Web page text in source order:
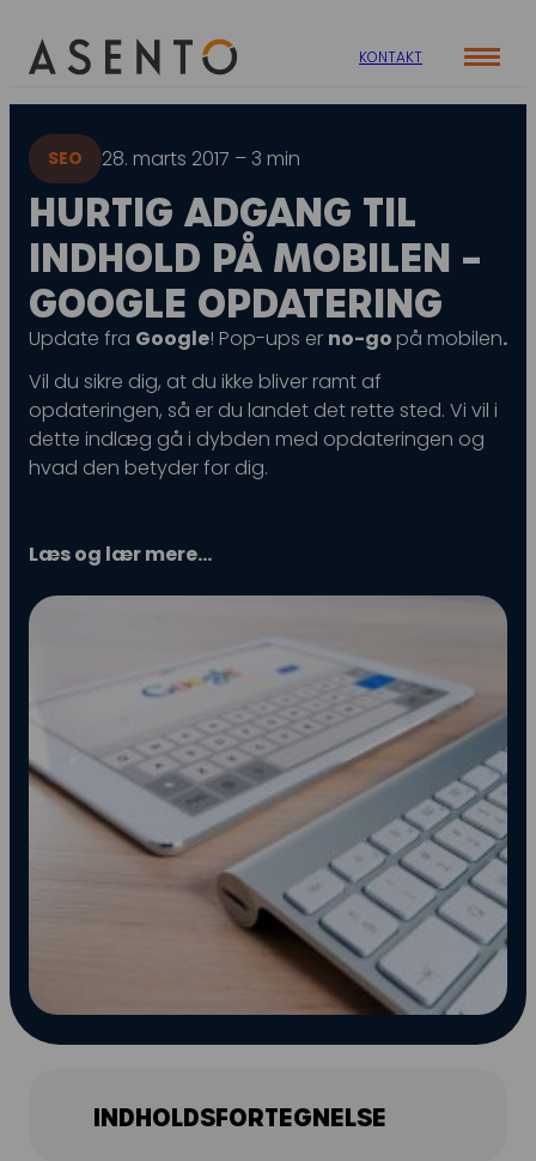
KONTAKT
Cases
Specialer
ORGANIC SEARCH
SEO
GEO
Programmatic SEO
FÅ KORTLAGT DIN AI SYNLIGHED
PAID SOCIAL
Snapchat annoncering
LinkedIn annoncering
TikTok annoncering
PAID SEARCH
Google Ads
Display annoncering
YouTube annoncering
Bing Ads
E-MAIL MARKETING
Viden
Blog
Webinar
Whitepapers
Om os
Mød teamet
Karriere
Nyhedsbrev
SEO 28. marts 2017 – 3 min
HURTIG ADGANG TIL
INDHOLD PÅ MOBILEN –
GOOGLE OPDATERING
Update fra Google! Pop-ups er no-go på mobilen.
Vil du sikre dig, at du ikke bliver ramt af
opdateringen, så er du landet det rette sted. Vi vil i
dette indlæg gå i dybden med opdateringen og
hvad den betyder for dig.
Læs og lær mere…
INDHOLDSFORTEGNELSE